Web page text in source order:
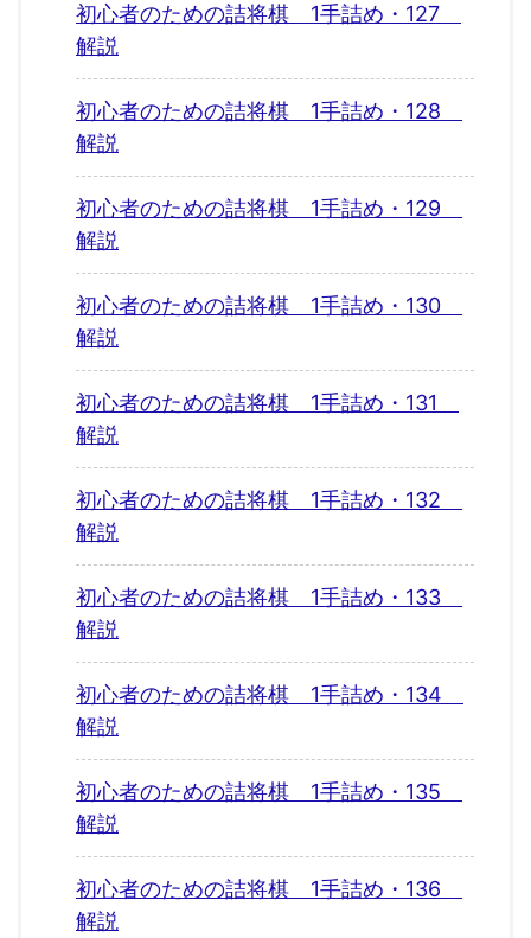
初心者のための詰将棋 1手詰め・127
解説
初心者のための詰将棋 1手詰め・128
解説
初心者のための詰将棋 1手詰め・129
解説
初心者のための詰将棋 1手詰め・130
解説
初心者のための詰将棋 1手詰め・131
解説
初心者のための詰将棋 1手詰め・132
解説
初心者のための詰将棋 1手詰め・133
解説
初心者のための詰将棋 1手詰め・134
解説
初心者のための詰将棋 1手詰め・135
解説
初心者のための詰将棋 1手詰め・136
解説